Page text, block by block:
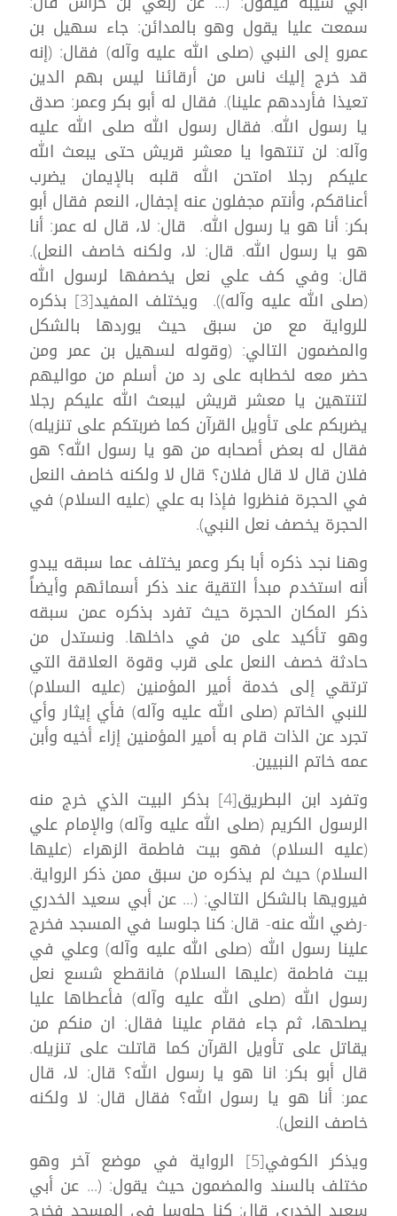
سمعت عليا يقول وهو بالمدائن: جاء سهيل بن
عمرو إلى النبي (صلى الله عليه وآله) فقال: (إنه
قد خرج إليك ناس من أرقائنا ليس بهم الدين
تعيذا فأرددهم علينا). فقال له أبو بكر وعمر: صدق
يا رسول الله. فقال رسول الله صلى الله عليه
وآله: لن تنتهوا يا معشر قريش حتى يبعث الله
عليكم رجلا امتحن الله قلبه بالإيمان يضرب
أعناقكم، وأنتم مجفلون عنه إجفال، النعم فقال أبو
بكر: أنا هو يا رسول الله. قال: لا، قال له عمر: أنا
هو يا رسول الله. قال: لا، ولكنه خاصف النعل).
قال: وفي كف علي نعل يخصفها لرسول الله
(صلى الله عليه وآله)). ويختلف المفيد[3] بذكره
للرواية مع من سبق حيث يوردها بالشكل
والمضمون التالي: (وقوله لسهيل بن عمر ومن
حضر معه لخطابه على رد من أسلم من مواليهم
لتنتهين يا معشر قريش ليبعث الله عليكم رجلا
يضربكم على تأويل القرآن كما ضربتكم على تنزيله)
فقال له بعض أصحابه من هو يا رسول الله؟ هو
فلان قال لا قال فلان؟ قال لا ولكنه خاصف النعل
في الحجرة فنظروا فإذا به علي (عليه السلام) في
الحجرة يخصف نعل النبي).
وهنا نجد ذكره أبا بكر وعمر يختلف عما سبقه يبدو
أنه استخدم مبدأ التقية عند ذكر أسمائهم وأيضاً
ذكر المكان الحجرة حيث تفرد بذكره عمن سبقه
وهو تأكيد على من في داخلها. ونستدل من
حادثة خصف النعل على قرب وقوة العلاقة التي
ترتقي إلى خدمة أمير المؤمنين (عليه السلام)
للنبي الخاتم (صلى الله عليه وآله) فأي إيثار وأي
تجرد عن الذات قام به أمير المؤمنين إزاء أخيه وأبن
عمه خاتم النبيين.
وتفرد ابن البطريق[4] بذكر البيت الذي خرج منه
الرسول الكريم (صلى الله عليه وآله) والإمام علي
(عليه السلام) فهو بيت فاطمة الزهراء (عليها
السلام) حيث لم يذكره من سبق ممن ذكر الرواية.
فيرويها بالشكل التالي: (... عن أبي سعيد الخدري
-رضي الله عنه- قال: كنا جلوسا في المسجد فخرج
علينا رسول الله (صلى الله عليه وآله) وعلي في
بيت فاطمة (عليها السلام) فانقطع شسع نعل
رسول الله (صلى الله عليه وآله) فأعطاها عليا
يصلحها، ثم جاء فقام علينا فقال: ان منكم من
يقاتل على تأويل القرآن كما قاتلت على تنزيله.
قال أبو بكر: انا هو يا رسول الله؟ قال: لا، قال
عمر: أنا هو يا رسول الله؟ فقال قال: لا ولكنه
خاصف النعل).
ويذكر الكوفي[5] الرواية في موضع آخر وهو
مختلف بالسند والمضمون حيث يقول: (... عن أبي